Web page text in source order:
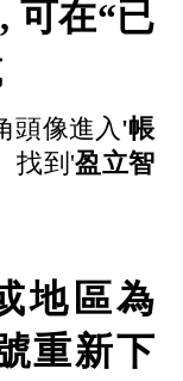
可在“已
頭像進入'帳
找到'盈立智
地區為
重新下